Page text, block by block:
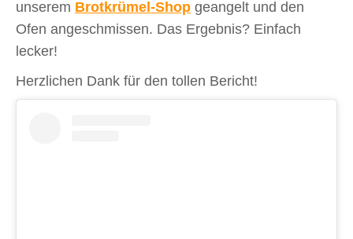
unserem Brotkrümel-Shop geangelt und den
Ofen angeschmissen. Das Ergebnis? Einfach
lecker!
Herzlichen Dank für den tollen Bericht!